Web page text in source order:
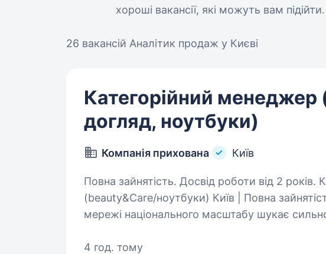
хороші вакансії, які можуть вам підійти.
26 вакансій Аналітик продаж у Києві
Категорійний менеджер
догляд, ноутбуки)
Компанія прихована Київ
Повна зайнятість. Досвід роботи від 2 років. Категорійний менеджер
(beauty&Care/ноутбуки) Київ | Повна
мережі національного масштабу шукає
4 год. тому